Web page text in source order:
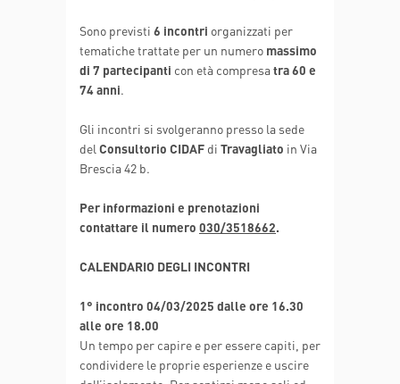
Sono previsti 6 incontri organizzati per
tematiche trattate per un numero massimo
di 7 partecipanti con età compresatra 60 e
74 anni
Gli incontri si svolgeranno presso la sede
del Consultorio CIDAF di Travagliato in Via
Brescia 42 b.
Per informazioni e prenotazioni
contattare il numero 030/3518662
CALENDARIO DEGLI INCONTRI
1° incontro 04/03/2025 dalle ore 16.30
alle ore 18.00
Un tempo per capire e per essere capiti, per
condividere le proprie esperienze e uscire